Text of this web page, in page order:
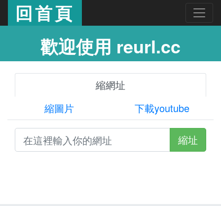
回首頁
歡迎使用 reurl.cc
縮網址
縮圖片
下載youtube
縮址